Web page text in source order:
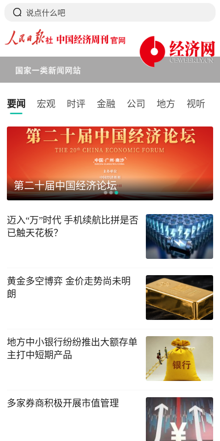
要闻 宏观 时评 金融 公司 地方 视听
下拉刷新
第二十届中国经济论坛
迈入“万”时代 手机续航比拼是否
已触天花板？
黄金多空博弈 金价走势尚未明
朗
地方中小银行纷纷推出大额存单
主打中短期产品
多家券商积极开展市值管理